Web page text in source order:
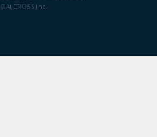
©AI CROSS Inc.